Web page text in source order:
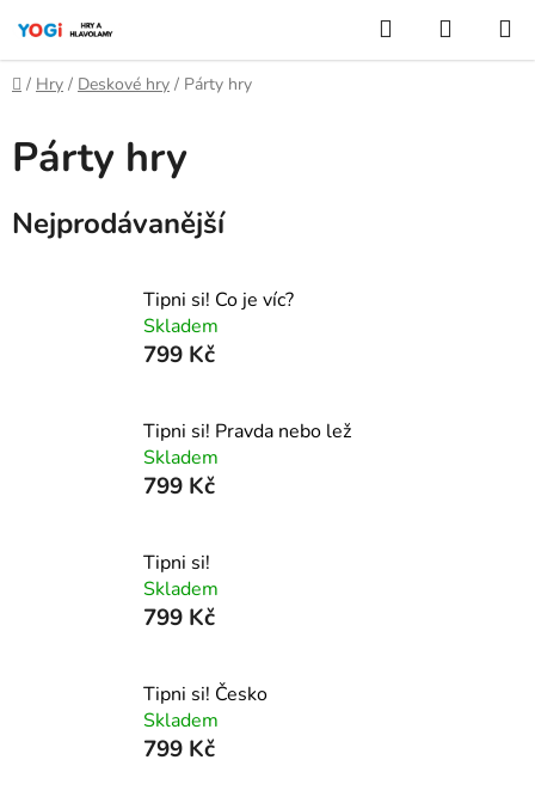
obsah
Hledat
KOŠÍK
Domů
/ Hry / Deskové hry / Párty hry
Párty hry
Nejprodávanější
Tipni si! Co je víc?
Skladem
799 Kč
Tipni si! Pravda nebo lež
Skladem
799 Kč
Tipni si!
Skladem
799 Kč
Tipni si! Česko
Skladem
799 Kč